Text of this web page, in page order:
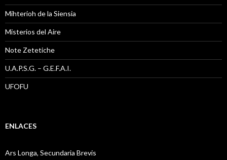
Mihterioh de la Siensia
Misterios del Aire
Note Zetetiche
U.A.P.S.G. – G.E.F.A.I.
UFOFU
ENLACES
Ars Longa, Secundaria Brevis